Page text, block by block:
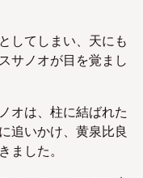
してしまい、天にも
サノオが目を覚まし
オは、柱に結ばれた
追いかけ、黄泉比良
した。